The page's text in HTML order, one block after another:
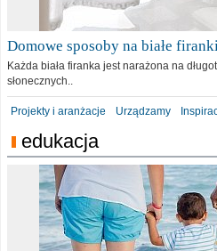
Domowe sposoby na białe firanki
Każda biała firanka jest narażona na
słonecznych..
Projekty i aranżacje Urządzamy
edukacja